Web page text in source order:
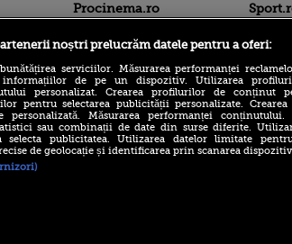
Procinema.ro
Nikolaj Coster-Waldau din
Urzeala Tronurilor și
Adrian
UTA
s-a
noștri prelucrăm datele pentru a oferi:
serviciilor. Măsurarea performanței
informațiilor de pe un dispozitiv. Utilizarea
personalizat. Crearea profilurilor de conținut
pentru selectarea publicității personalizate.
personalizată. Măsurarea performanței conținutului.
sau combinații de date din surse diferite.
publicitatea. Utilizarea datelor limitate
de geolocație și identificarea prin scanarea